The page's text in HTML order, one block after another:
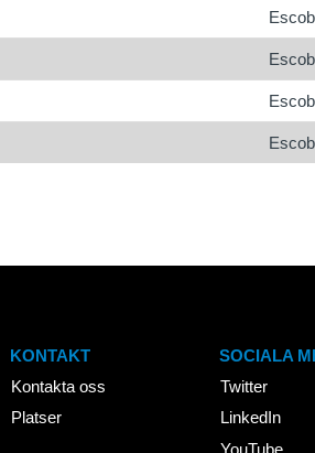
KONTAKT
Kontakta oss
Platser
SOCIALA
Twitter
LinkedIn
YouTube